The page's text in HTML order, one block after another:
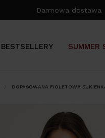
Darmowa
BESTSELLERY SUMMER
DOPASOWANA FIOLETOWA